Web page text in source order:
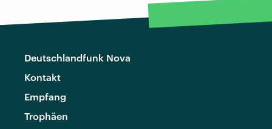
Deutschlandfunk Nova
Kontakt
Empfang
Trophäen